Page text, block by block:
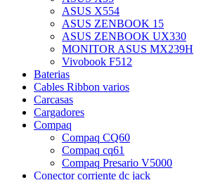
ASUS X554
ASUS ZENBOOK 15
ASUS ZENBOOK UX330
MONITOR ASUS MX239H
Vivobook F512
Baterias
Cables Ribbon varios
Carcasas
Cargadores
Compaq
Compaq CQ60
Compaq cq61
Compaq Presario V5000
Conector corriente dc jack